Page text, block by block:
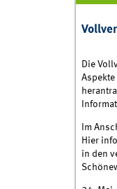
Die
Im
Hier
in den